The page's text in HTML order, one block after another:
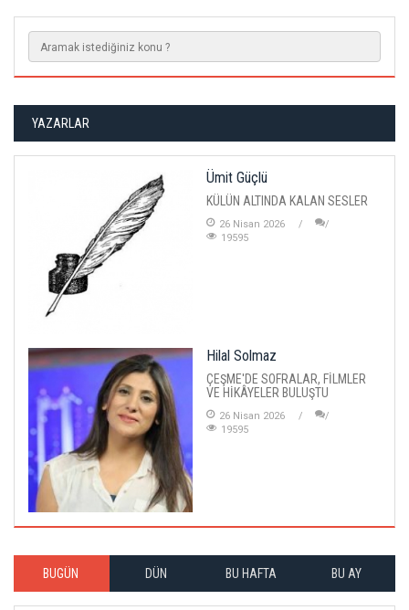
YAZARLAR
Ümit Güçlü
KÜLÜN ALTINDA KALAN SESLER
26 Nisan 2026
19595
Hilal Solmaz
ÇEŞME'DE SOFRALAR, FİLMLER
VE HİKÂYELER BULUŞTU
26 Nisan 2026
19595
BUGÜN DÜN BU HAFTA BU AY